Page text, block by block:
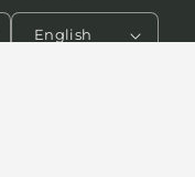
English